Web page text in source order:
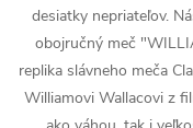
desiatky nepriateľov.
obojručný meč
replika slávneho meča
Williamovi Wallacovi z